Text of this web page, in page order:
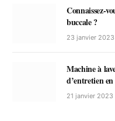
Connaissez-
buccale ?
23 janvier 2023
Machine à
d’entretien
21 janvier 2023